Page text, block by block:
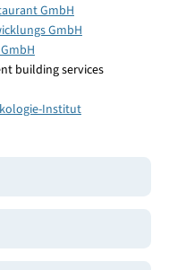
GmbH
GmbH
building services
Institut